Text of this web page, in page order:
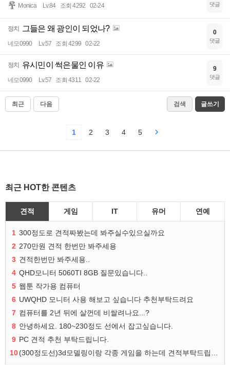
Monica Lv.84 조회 4292 02-24 댓글
정치 그들은 왜 광인이 되었나?
네모0990 Lv.57 조회 4299 02-22
0
댓글
정치 유시민이 썩은물인 이유
네모0990 Lv.57 조회 4311 02-22
9
댓글
최근 다음 검색 글쓰기
1 2 3 4 5
최근 HOT한 콘텐츠
견적 게임 IT 유머 연예
1 300정도로 견적짜봤는데 봐주실수있으실까요
2 270만원 견적 한번만 봐주세용
3 견적한번만 봐주세용..
4 QHD모니터 5060TI 8GB 질문있습니다..
5 웹툰 작가용 컴퓨터
6 UWQHD 모니터 사용 해보고 싶습니다 추천부탁드려요
7 컴퓨터를 2년 뒤에 살껀데 비쌀려나요...?
8 안녕하세요. 180~230정도 선에서 잡고싶습니다.
9 PC 견적 추천 부탁드립니다.
10